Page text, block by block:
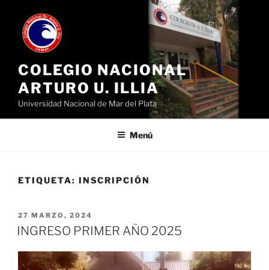
contenido
COLEGIO NACIONAL
ARTURO U. ILLIA
Universidad Nacional de Mar del Plata
Menú
ETIQUETA: INSCRIPCIÓN
PUBLICADO
EL
27 MARZO, 2024
INGRESO PRIMER AÑO 2025